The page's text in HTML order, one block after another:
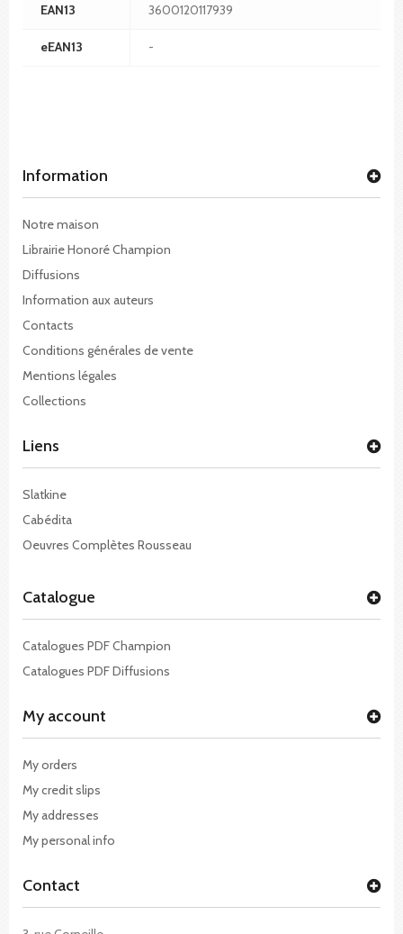
EAN13 3600120117939
eEAN13 -
Information
Notre maison
Librairie Honoré Champion
Diffusions
Information aux auteurs
Contacts
Conditions générales de vente
Mentions légales
Collections
Liens
Slatkine
Cabédita
Oeuvres Complètes Rousseau
Catalogue
Catalogues PDF Champion
Catalogues PDF Diffusions
My account
My orders
My credit slips
My addresses
My personal info
Contact